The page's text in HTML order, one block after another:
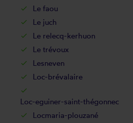
Le faou
Le juch
Le relecq-kerhuon
Le trévoux
Lesneven
Loc-brévalaire
Loc-eguiner-saint-thégonnec
Locmaria-plouzané